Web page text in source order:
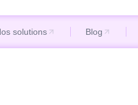
solutions
Blog